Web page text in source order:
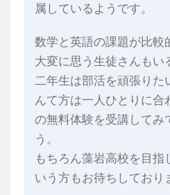
属しているようです。
数学と英語の課題が比較
大変に思う生徒さんもい
二年生は部活を頑張り
んて方は一人ひとりに合
の無料体験を受講してみ
う。
もちろん藻岩高校を目指
いう方もお待ちしており